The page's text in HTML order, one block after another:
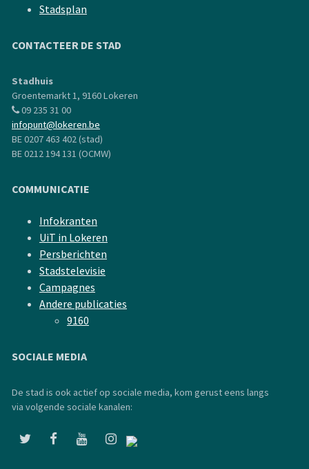
Stadsplan
CONTACTEER DE STAD
Stadhuis
Groentemarkt 1, 9160 Lokeren
09 235 31 00
infopunt@lokeren.be
BE 0207 463 402 (stad)
BE 0212 194 131 (OCMW)
COMMUNICATIE
Infokranten
UiT in Lokeren
Persberichten
Stadstelevisie
Campagnes
Andere publicaties
9160
SOCIALE MEDIA
De stad is ook actief op sociale media, kom gerust eens langs
via volgende sociale kanalen: